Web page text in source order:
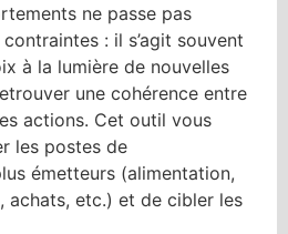
ne passe pas
: il s’agit souvent
à la lumière de nouvelles
une cohérence entre
actions. Cet outil vous
les postes de
émetteurs (alimentation,
achats, etc.) et de cibler les